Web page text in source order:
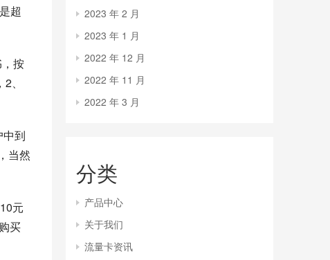
超
按
、
到
当然
元
买
2023 年 2 月
2023 年 1 月
2022 年 12 月
2022 年 11 月
2022 年 3 月
分类
产品中心
关于我们
流量卡资讯